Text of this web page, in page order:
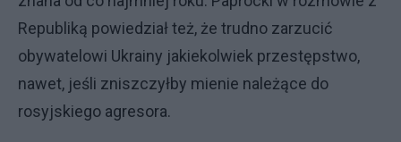
Republiką powiedział też, że trudno zarzucić
obywatelowi Ukrainy jakiekolwiek przestępstwo,
nawet, jeśli zniszczyłby mienie należące do
rosyjskiego agresora.